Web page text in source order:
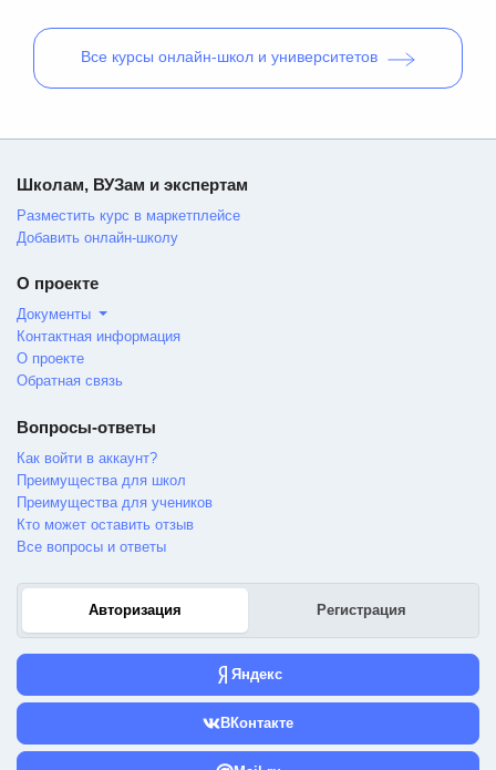
Все курсы онлайн-школ и университетов
Школам, ВУЗам и экспертам
Разместить курс в маркетплейсе
Добавить онлайн-школу
О проекте
Документы
Контактная информация
О проекте
Обратная связь
Вопросы-ответы
Как войти в аккаунт?
Преимущества для школ
Преимущества для учеников
Кто может оставить отзыв
Все вопросы и ответы
Авторизация Регистрация
Яндекс
ВКонтакте